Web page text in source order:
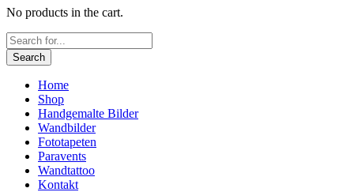
No products in the cart.
Search
Home
Shop
Handgemalte Bilder
Wandbilder
Fototapeten
Paravents
Wandtattoo
Kontakt